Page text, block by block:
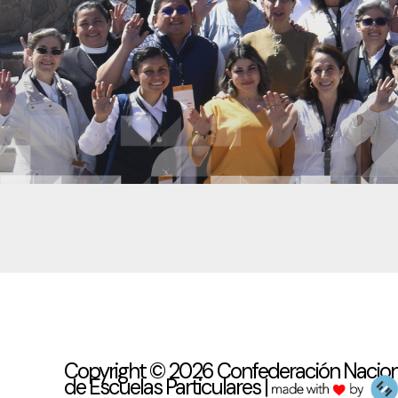
Copyright © 2026 Confederación
de Escuelas Particulares |